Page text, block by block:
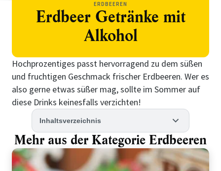
ERDBEEREN
Erdbeer Getränke mit
Alkohol
Hochprozentiges passt hervorragend zu dem süßen
und fruchtigen Geschmack frischer Erdbeeren. Wer es
also gerne etwas süßer mag, sollte im Sommer auf
diese Drinks keinesfalls verzichten!
Inhaltsverzeichnis
Mehr aus der Kategorie Erdbeeren